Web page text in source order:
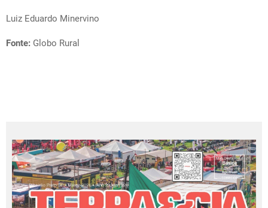
Luiz Eduardo Minervino
Fonte: Globo Rural